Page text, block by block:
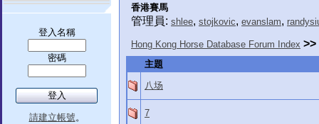
登入名稱
密碼
請建立帳號。
香港賽馬
管理員: shlee, stojkovic, evanslam,
Hong Kong Horse Database Forum Index >>
主題
八场
7